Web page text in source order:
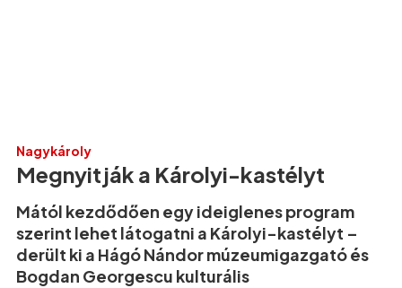
Nagykároly
Megnyitják a Károlyi-kastélyt
Mától kezdődően egy ideiglenes program
szerint lehet látogatni a Károlyi-kastélyt –
derült ki a Hágó Nándor múzeumigazgató és
Bogdan Georgescu kulturális